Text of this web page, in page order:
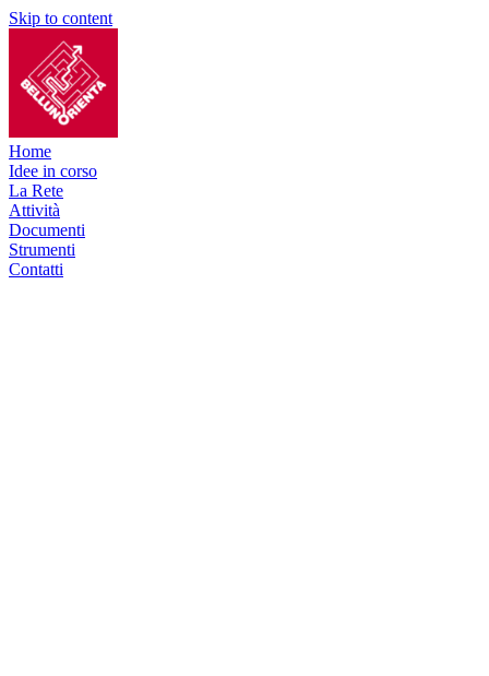
Skip to content
Home
Idee in corso
La Rete
Attività
Documenti
Strumenti
Contatti